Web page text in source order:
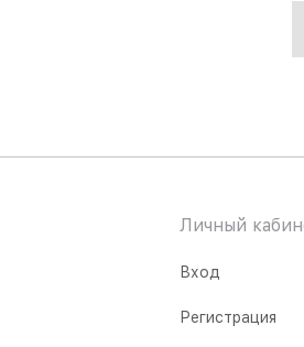
Личный
Вход
Регистрация